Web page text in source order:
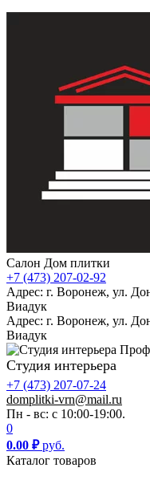
Салон Дом плитки
+7 (473) 207-02-92
Адрес: г. Воронеж, ул.
Виадук
Адрес: г. Воронеж, ул.
Виадук
Студия интерьера
+7 (473) 207-07-24
domplitki-vrn@mail.ru
Пн - вс: с 10:00-19:00.
0
0.00 ₽руб.
Каталог товаров